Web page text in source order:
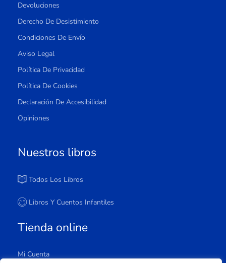
Devoluciones
Derecho De Desistimiento
Condiciones De Envío
Aviso Legal
Política De Privacidad
Política De Cookies
Declaración De Accesibilidad
Opiniones
Nuestros libros
Todos Los Libros
Libros Y Cuentos Infantiles
Tienda online
Mi Cuenta